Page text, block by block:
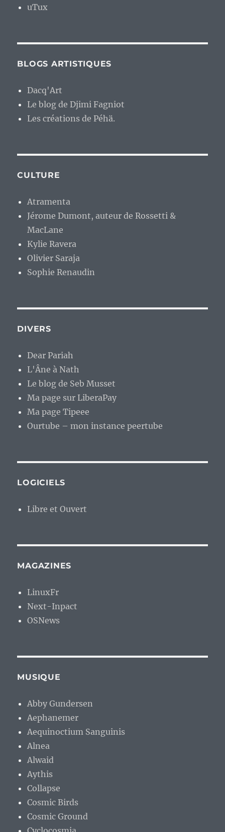
uTux
BLOGS ARTISTIQUES
Dacq'Art
Le blog de Djimi Fagniot
Les créations de Péhä.
CULTURE
Atramenta
Jérome Dumont, auteur de Rossetti &
MacLane
Kylie Ravera
Olivier Saraja
Sophie Renaudin
DIVERS
Dear Pariah
L'Âne à Nath
Le blog de Seb Musset
Ma page sur LiberaPay
Ma page Tipeee
Ourtube – mon instance peertube
LOGICIELS
Libre et Ouvert
MAGAZINES
LinuxFr
Next-Inpact
OSNews
MUSIQUE
Abby Gundersen
Aephanemer
Aequinoctium Sanguinis
Alnea
Alwaid
Aythis
Collapse
Cosmic Birds
Cosmic Ground